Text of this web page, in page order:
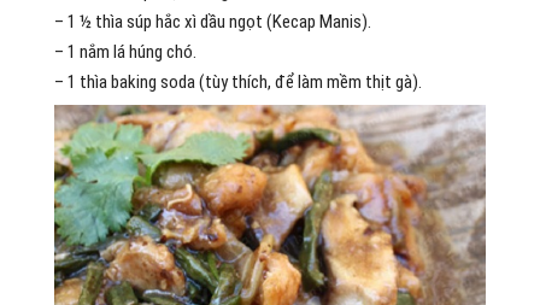
– 1 ½ thìa súp hắc xì dầu ngọt (Kecap Manis).
– 1 nắm lá húng chó.
– 1 thìa baking soda (tùy thích, để làm mềm thịt gà).